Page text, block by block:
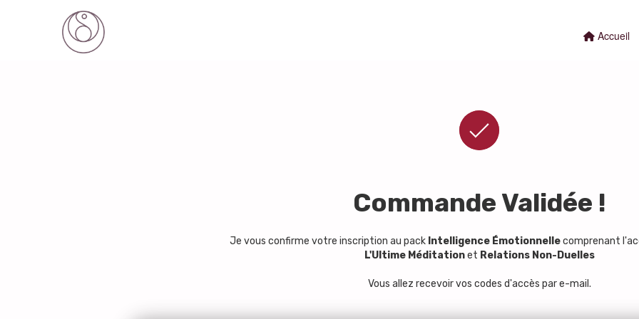
Accueil
Commande Validée !
Je vous confirme votre inscription au pack Intelligence Émotionnellecomprenant
L'Ultime Méditationet Relations Non-Duelles
Vous allez recevoir vos codes d'accès par e-mail.